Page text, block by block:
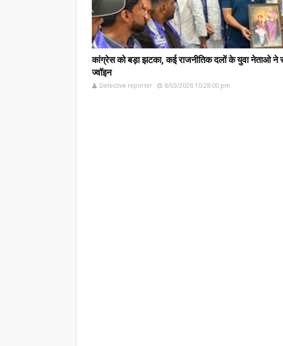
कांग्रेस को बड़ा झटका, कई राजनीतिक दलों के युवा नेताओ ने
ज्वॉइन
Detective reporter 8/03/2026 10:28:00 pm